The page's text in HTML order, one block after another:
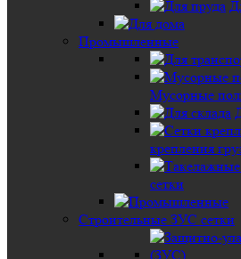
Промышленные
Мусорные
крепления
сетки
Строительные ЗУС сетки